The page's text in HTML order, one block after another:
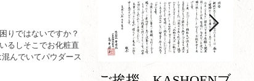
りではないですか？ カ
るしそこでお化粧直しは
んでいてパウダースペ